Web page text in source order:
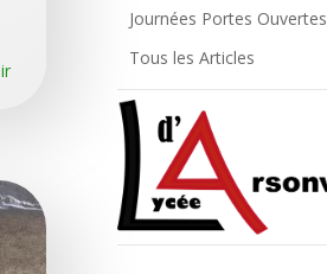
Journées Portes Ouvertes
Tous les Articles